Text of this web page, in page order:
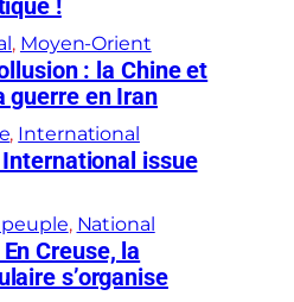
!
, Moyen-Orient
: la Chine et
guerre en Iran
, International
issue
, National
Creuse, la
s’organise